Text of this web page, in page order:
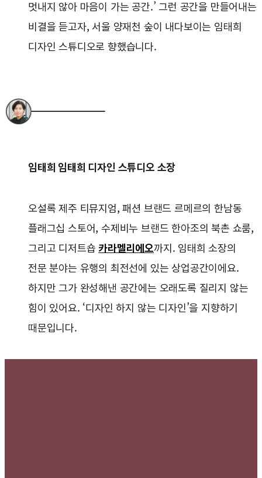
멋내지 않아 마음이 가는 공간.’ 그런 공간을 만들어내는
비결을 듣고자, 서울 양재천 숲이 내다보이는 임태희
디자인 스튜디오로 향했습니다.
임태희 임태희 디자인 스튜디오 소장
오설록 제주 티뮤지엄, 패션 브랜드 르메르의 한남동
플래그십 스토어, 수제비누 브랜드 한아조의 북촌 쇼룸,
그리고 디저트숍 카라멜리에오까지. 임태희 소장의
전문 분야는 유행의 최전선에 있는 상업공간이에요.
하지만 그가 완성해낸 공간에는 오래도록 질리지 않는
힘이 있어요. ‘디자인 하지 않는 디자인’을 지향하기
때문입니다.